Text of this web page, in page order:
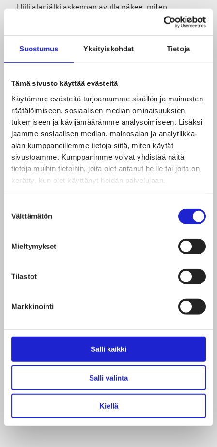
Suostumus Yksityiskohdat Tietoja
Tämä sivusto käyttää evästeitä
Käytämme evästeitä tarjoamamme sisällön ja mainosten
räätälöimiseen, sosiaalisen median ominaisuuksien
tukemiseen ja kävijämäärämme analysoimiseen. Lisäksi
jaamme sosiaalisen median, mainosalan ja analytiikka-
alan kumppaneillemme tietoja siitä, miten käytät
sivustoamme. Kumppanimme voivat yhdistää näitä
tietoja muihin tietoihin, joita olet antanut heille tai joita on
kerätty, kun olet käyttänyt heidän palvelujaan.
valinta
Välttämätön
Mieltymykset
Tilastot
Markkinointi
Salli kaikki
Salli valinta
Kiellä
Hiilijalanjälkilaskennan avulla näkee, miten
yrityksen ympäristövaikutukset jakautuvat ja mihin
on hyödyllistä panostaa hiilijalanjäljen
pienentämiseksi.
Pidän tärkeänä, että yritys tietää millaisen
hiilijalanjäljen se omalla toiminnallaan aiheuttaa ja
miten se minimoi hiilijalanjälkeään. Siten voimme
tavoitella hiilineutraaliutta.
Meidän pitäisi kyetä luomaan pk-yrityksiä
kannustavia vastuullisuuden kehyksiä, jotka
auttavat liiketoiminnallista menestystä. Mielestäni
se kasvattaisi vastuullisuusraportoinnin ihanuutta.
Teksti on julkaistu alun perin mielipidekirjoituksena
Kauppalehdessä 16.3.2023
Kirjoittaja Anne Ekberg
on Suomen Tekstiili & Muoti ry:n hallituksen jäsen ja
Fiblon Oy:n Vice President, Brand & Communication.